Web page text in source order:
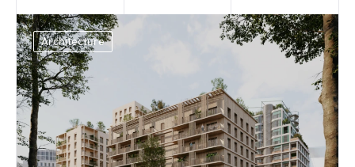
Architecture